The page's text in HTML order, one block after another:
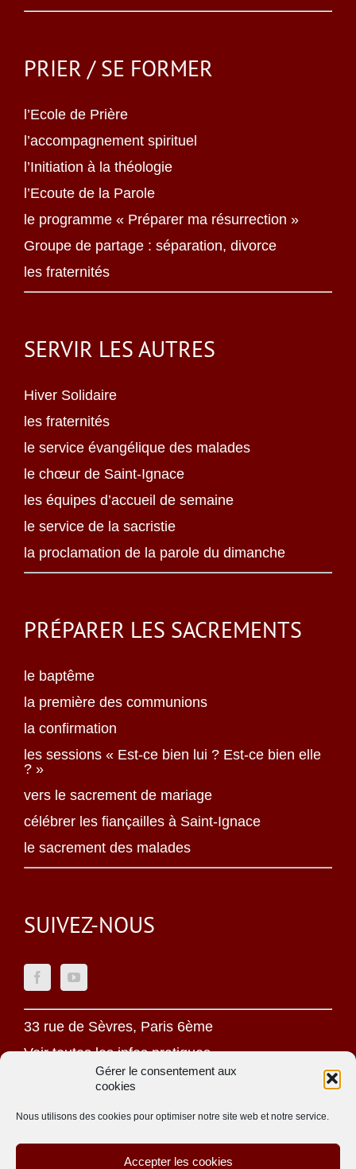
Gérer le consentement aux
cookies
Nous utilisons des cookies pour optimiser notre site web et notre service.
Accepter les cookies
PRIER / SE FORMER
l’Ecole de Prière
l’accompagnement spirituel
l’Initiation à la théologie
l’Ecoute de la Parole
le programme « Préparer ma résurrection »
Groupe de partage : séparation, divorce
les fraternités
SERVIR LES AUTRES
Hiver Solidaire
les fraternités
le service évangélique des malades
le chœur de Saint-Ignace
les équipes d’accueil de semaine
le service de la sacristie
la proclamation de la parole du dimanche
PRÉPARER LES SACREMENTS
le baptême
la première des communions
la confirmation
les sessions « Est-ce bien lui ? Est-ce bien elle
? »
vers le sacrement de mariage
célébrer les fiançailles à Saint-Ignace
le sacrement des malades
SUIVEZ-NOUS
33 rue de Sèvres, Paris 6ème
Voir toutes les infos pratiques
Mentions légales
Politique de confidentialité
Une oeuvre jésuite